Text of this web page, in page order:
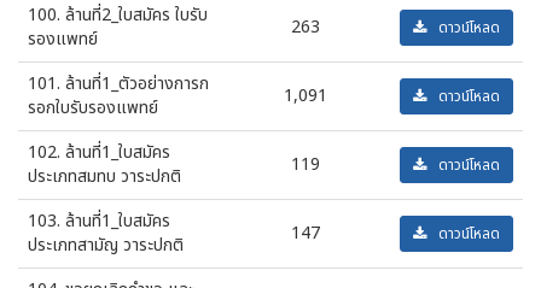
100. ล้านที่2_ใบสมัคร ใบรับ
รองแพทย์
263 ดาวน์โหลด
101. ล้านที่1_ตัวอย่างการก
รอกใบรับรองแพทย์
1,091 ดาวน์โหลด
102. ล้านที่1_ใบสมัคร
ประเภทสมทบ วาระปกติ
119 ดาวน์โหลด
103. ล้านที่1_ใบสมัคร
ประเภทสามัญ วาระปกติ
147 ดาวน์โหลด